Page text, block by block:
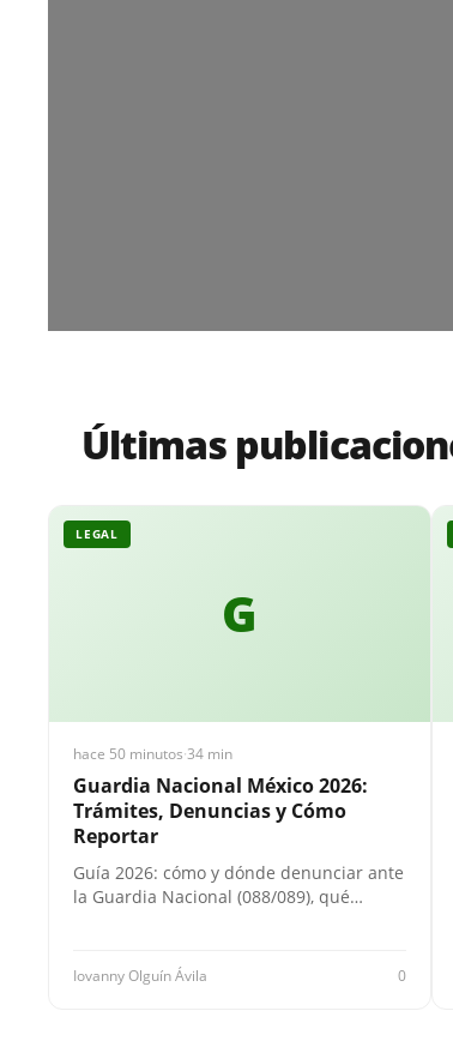
Últimas
G
LEGAL
hace 50 minutos·34 min
Guardia Nacional México 2026:
Trámites, Denuncias y Cómo
Reportar
Guía 2026: cómo y dónde denunciar ante
la Guardia Nacional (088/089), qué…
Iovanny Olguín Ávila 0